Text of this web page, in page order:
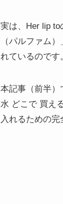
実は、Her lip to
（パルファム
れているのです
本記事（前半）
水 どこで 買え
入れるための完